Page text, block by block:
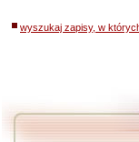
wyszukaj zapisy, w